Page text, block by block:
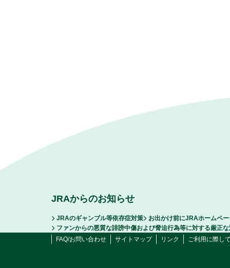
JRAからのお知らせ
JRAのギャンブル等依存症対策
お出かけ前にJRAホームペ
ファンからの悪質な誹謗中傷および脅迫行為等に対する厳正
FAQ/お問い合わせ
サイトマップ リンク ご利用に際し